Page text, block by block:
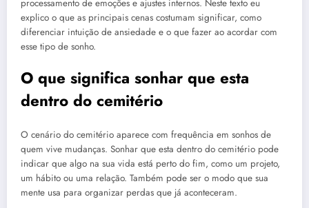
processamento de emoções e ajustes internos. Neste texto eu
explico o que as principais cenas costumam significar, como
diferenciar intuição de ansiedade e o que fazer ao acordar com
esse tipo de sonho.
O que significa sonhar que esta
dentro do cemitério
O cenário do cemitério aparece com frequência em sonhos de
quem vive mudanças. Sonhar que esta dentro do cemitério pode
indicar que algo na sua vida está perto do fim, como um projeto,
um hábito ou uma relação. Também pode ser o modo que sua
mente usa para organizar perdas que já aconteceram.